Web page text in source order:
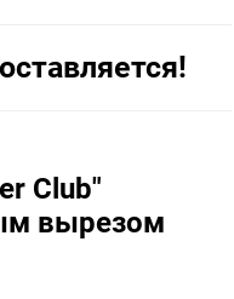
Club"
вырезом